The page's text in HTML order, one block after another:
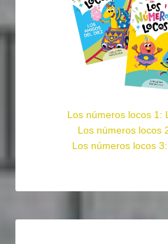
Los números locos 1:
Los números locos
Los números locos